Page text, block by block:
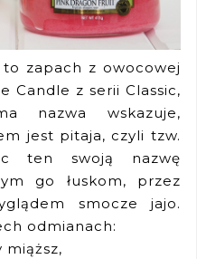
zapach z owocowej
Candle z serii Classic,
nazwa wskazuje,
jest pitaja, czyli tzw.
ten swoją nazwę
go łuskom, przez
smocze jajo.
odmianach:
miąższ,